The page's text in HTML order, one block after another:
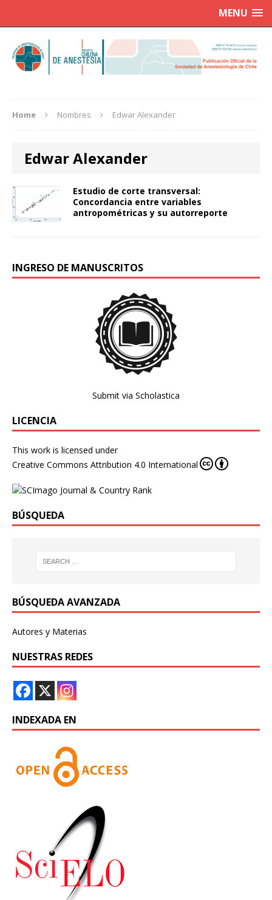
MENU
Home Nombres Edwar Alexander
Edwar Alexander
Estudio de corte transversal:
Concordancia entre variables
antropométricas y su autorreporte
INGRESO DE MANUSCRITOS
Submit via Scholastica
LICENCIA
This work is licensed under
Creative Commons Attribution 4.0 International
BÚSQUEDA
BÚSQUEDA AVANZADA
Autores y Materias
NUESTRAS REDES
INDEXADA EN